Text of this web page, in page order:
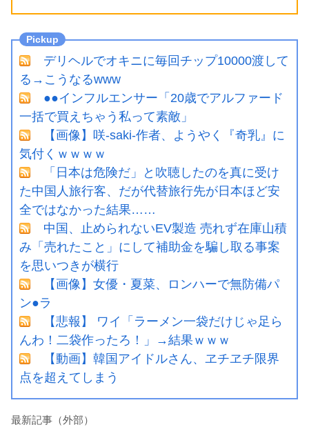
デリヘルでオキニに毎回チップ10000渡して
る→こうなるwww
●●インフルエンサー「20歳でアルファード
一括で買えちゃう私って素敵」
【画像】咲-saki-作者、ようやく『奇乳』に
気付くｗｗｗｗ
「日本は危険だ」と吹聴したのを真に受け
た中国人旅行客、だが代替旅行先が日本ほど安
全ではなかった結果……
中国、止められないEV製造 売れず在庫山積
み「売れたこと」にして補助金を騙し取る事案
を思いつきが横行
【画像】女優・夏菜、ロンハーで無防備パ
ン●ラ
【悲報】 ワイ「ラーメン一袋だけじゃ足ら
んわ！二袋作ったろ！」→結果ｗｗｗ
【動画】韓国アイドルさん、ヱチヱチ限界
点を超えてしまう
最新記事（外部）